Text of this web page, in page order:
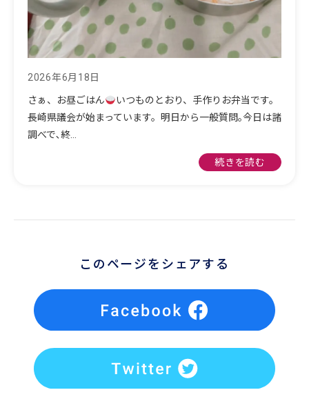
2026年6月18日
さぁ、お昼ごはん
いつものとおり、手作りお弁当です。
長崎県議会が始まっています。明日から一般質問｡今日は諸
調べで､終…
続きを読む
このページをシェアする